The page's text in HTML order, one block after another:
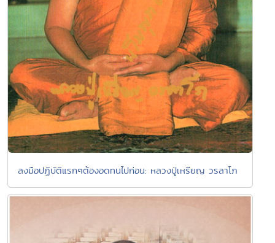
ลงมือปฏิบัติแรกๆต้องอดทนไปก่อน: หลวงปู่เหรียญ วรลาโภ